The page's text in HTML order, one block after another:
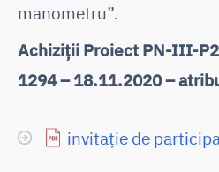
manometru”.
Achiziții Proiect PN-III-
1294 – 18.11.2020 –
invitație de